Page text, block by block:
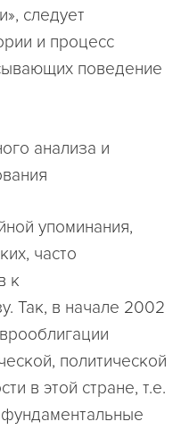
следует
и процесс
поведение
анализа и
упоминания,
часто
к
Так, в начале 2002
политической
в этой стране, т.е.